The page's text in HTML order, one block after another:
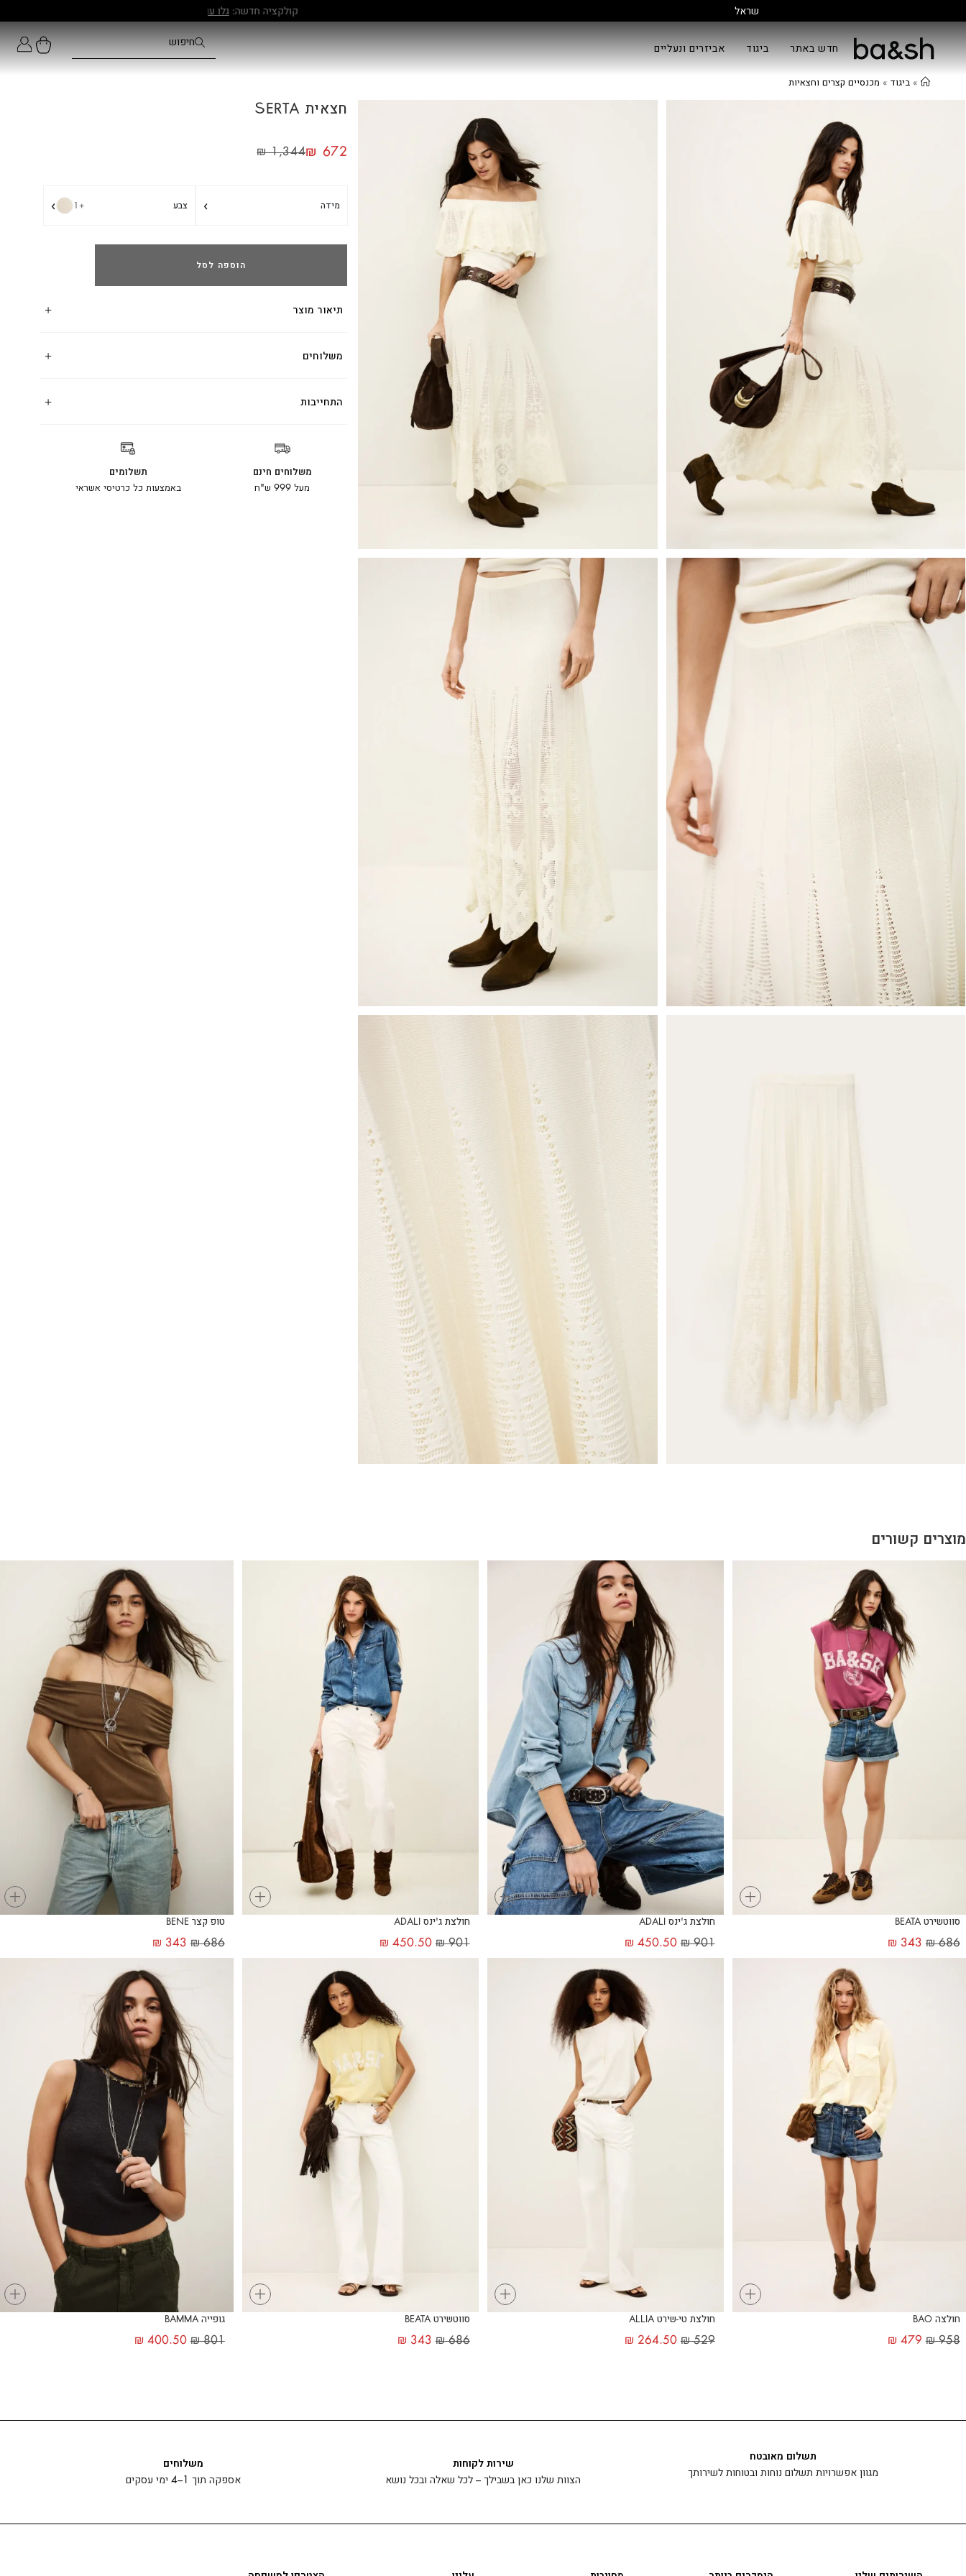
חדש באתר ביגוד אביזרים ונעליים
» ביגוד » מכנסיים קצרים וחצאיות
חצאית SERTA
₪1,344₪ 672
מידה › צבע +1
›
הוספה לסל
תיאור מוצר
משלוחים
התחייבות
משלוחים חינם
מעל 999 ש"ח
תשלומים
באמצעות כל כרטיסי אשראי
מוצרים קשורים
+
סווטשירט BEATA
₪686
₪ 343
+
חולצת ג'ינס ADALI
₪901
₪ 450.50
+
חולצת ג'ינס ADALI
₪901
₪ 450.50
+
טופ קצר BENE
₪686
₪ 343
+
חולצה BAO
₪958
₪ 479
+
חולצת טי-שירט ALLIA
₪529
₪ 264.50
+
סווטשירט BEATA
₪686
₪ 343
+
גופייה BAMMA
₪801
₪ 400.50
תשלום מאובטח
מגוון אפשרויות תשלום נוחות ובטוחות לשירותך
שירות לקוחות
הצוות שלנו כאן בשבילך – לכל שאלה ובכל נושא
משלוחים
אספקה תוך 1–4 ימי עסקים